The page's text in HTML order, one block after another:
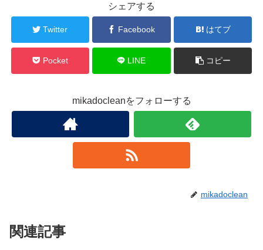
シェアする
Twitter Facebook はてブ
Pocket LINE コピー
mikadocleanをフォローする
mikadoclean
関連記事